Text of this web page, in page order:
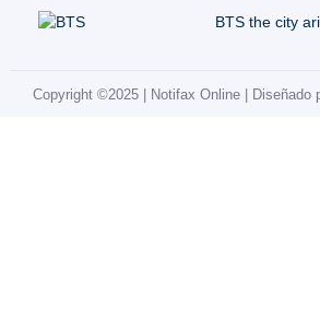
BTS the city
Copyright ©2025 | Notifax Online | Diseñado